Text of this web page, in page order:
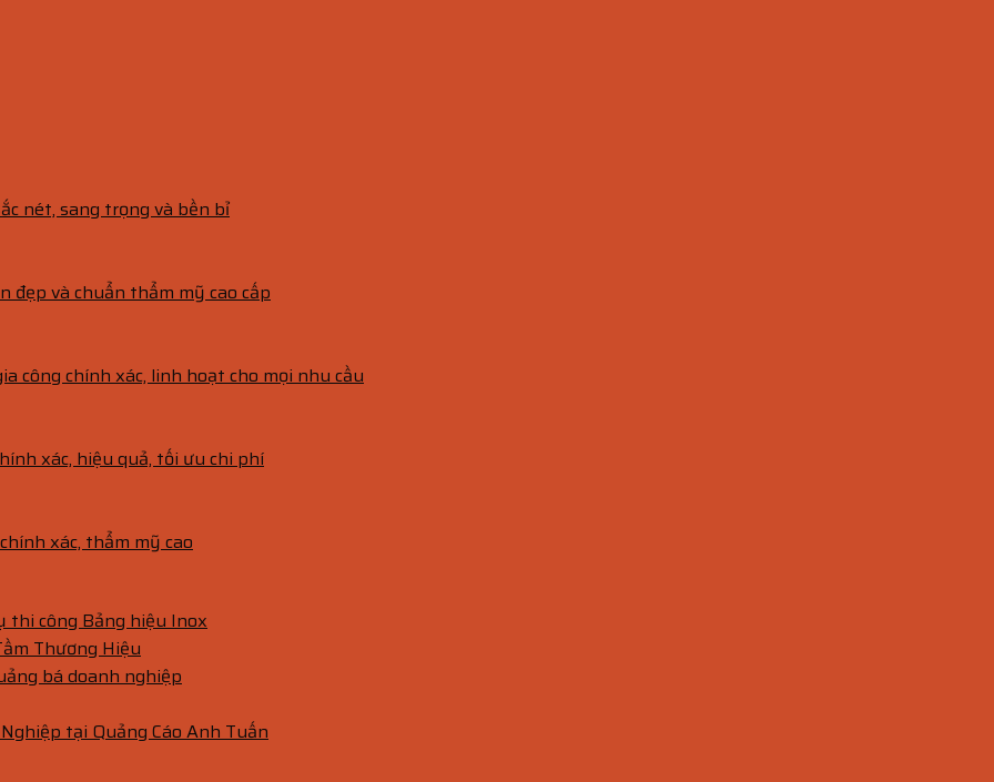
nét, sang trọng và bền bỉ
đẹp và chuẩn thẩm mỹ cao cấp
công chính xác, linh hoạt cho mọi nhu cầu
xác, hiệu quả, tối ưu chi phí
xác, thẩm mỹ cao
thi công Bảng hiệu Inox
Thương Hiệu
bá doanh nghiệp
tại Quảng Cáo Anh Tuấn